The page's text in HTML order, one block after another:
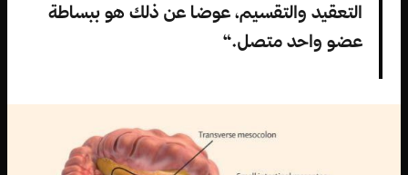
التعقيد والتقسيم، عوضا عن ذلك هو ببساطة
عضو واحد متصل.“